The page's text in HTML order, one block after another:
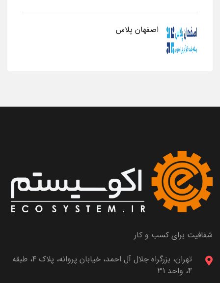
اصفهان پلاس
شفافیت برای کسب و کار
تهران، بزرگراه جلال آل احمد، خیابان پروانه، پلاک 4، طبقه
4، واحد 31